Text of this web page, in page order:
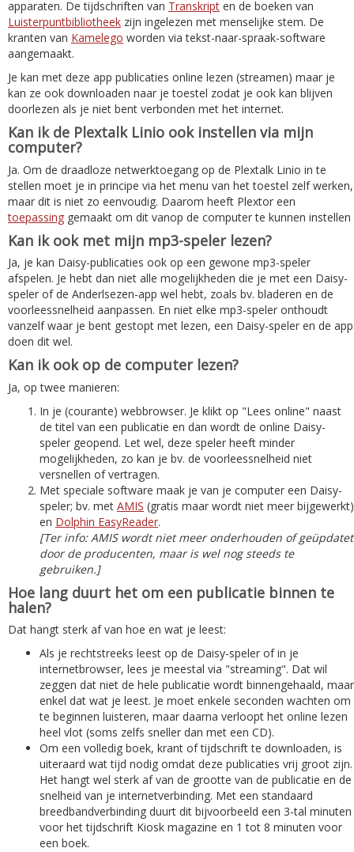
apparaten. De tijdschriften van Transkript en de boeken van
Luisterpuntbibliotheek zijn ingelezen met menselijke stem. De
kranten van Kamelego worden via tekst-naar-spraak-software
aangemaakt.
Je kan met deze app publicaties online lezen (streamen) maar je
kan ze ook downloaden naar je toestel zodat je ook kan blijven
doorlezen als je niet bent verbonden met het internet.
Kan ik de Plextalk Linio ook instellen via mijn
computer?
Ja. Om de draadloze netwerktoegang op de Plextalk Linio in te
stellen moet je in principe via het menu van het toestel zelf werken,
maar dit is niet zo eenvoudig. Daarom heeft Plextor een
toepassing gemaakt om dit vanop de computer te kunnen instellen
Kan ik ook met mijn mp3-speler lezen?
Ja, je kan Daisy-publicaties ook op een gewone mp3-speler
afspelen. Je hebt dan niet alle mogelijkheden die je met een Daisy-
speler of de Anderlsezen-app wel hebt, zoals bv. bladeren en de
voorleessnelheid aanpassen. En niet elke mp3-speler onthoudt
vanzelf waar je bent gestopt met lezen, een Daisy-speler en de app
doen dit wel.
Kan ik ook op de computer lezen?
Ja, op twee manieren:
In je (courante) webbrowser. Je klikt op "Lees online" naast
de titel van een publicatie en dan wordt de online Daisy-
speler geopend. Let wel, deze speler heeft minder
mogelijkheden, zo kan je bv. de voorleessnelheid niet
versnellen of vertragen.
Met speciale software maak je van je computer een Daisy-
speler; bv. met AMIS (gratis maar wordt niet meer bijgewerkt)
en Dolphin EasyReader.
[Ter info: AMIS wordt niet meer onderhouden of geüpdatet
door de producenten, maar is wel nog steeds te
gebruiken.]
Hoe lang duurt het om een publicatie binnen te
halen?
Dat hangt sterk af van hoe en wat je leest:
Als je rechtstreeks leest op de Daisy-speler of in je
internetbrowser, lees je meestal via "streaming". Dat wil
zeggen dat niet de hele publicatie wordt binnengehaald, maar
enkel dat wat je leest. Je moet enkele seconden wachten om
te beginnen luisteren, maar daarna verloopt het online lezen
heel vlot (soms zelfs sneller dan met een CD).
Om een volledig boek, krant of tijdschrift te downloaden, is
uiteraard wat tijd nodig omdat deze publicaties vrij groot zijn.
Het hangt wel sterk af van de grootte van de publicatie en de
snelheid van je internetverbinding. Met een standaard
breedbandverbinding duurt dit bijvoorbeeld een 3-tal minuten
voor het tijdschrift Kiosk magazine en 1 tot 8 minuten voor
een boek.